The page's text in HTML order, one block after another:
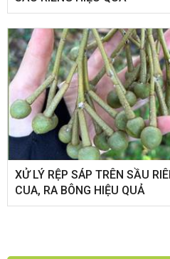
XỬ LÝ RỆP SÁP TRÊN SẦU
CUA, RA BÔNG HIỆU QUẢ